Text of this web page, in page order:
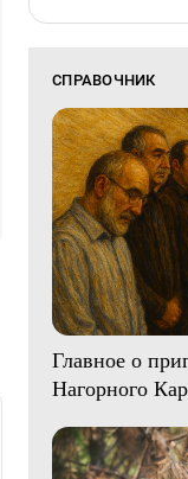
СПРАВОЧНИК
Главное о
Нагорного